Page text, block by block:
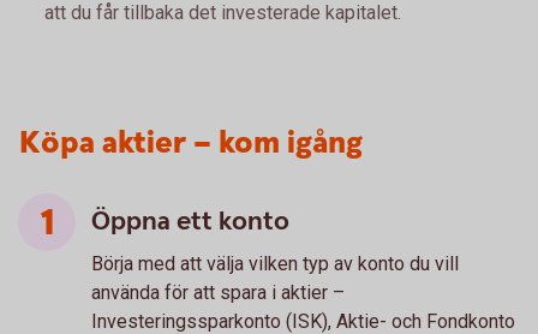
att du får tillbaka det investerade kapitalet.
Köpa aktier – kom igång
Öppna ett konto
Börja med att välja vilken typ av konto du vill
använda för att spara i aktier –
Investeringssparkonto (ISK), Aktie- och Fondkonto